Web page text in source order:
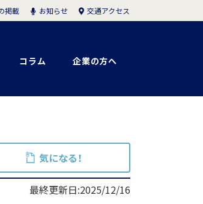
コラム 企業の方へ
掲載 お知らせ 交通アクセス
気になる！
最終更新日:2025/12/16